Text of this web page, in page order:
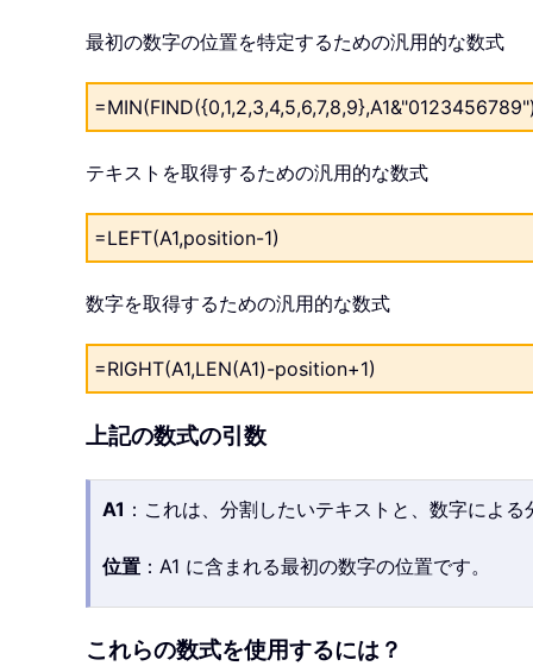
最初の数字の位置を特定するための汎用的な数式
テキストを取得するための汎用的な数式
=LEFT(A1,position-1)
数字を取得するための汎用的な数式
=RIGHT(A1,LEN(A1)-position+1)
上記の数式の引数
A1 ：これは、分割したいテキストと、数字によ
位置 ：A1 に含まれる最初の数字の位置です。
これらの数式を使用するには？